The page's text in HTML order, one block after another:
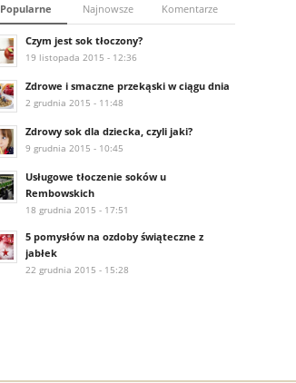
Popularne Najnowsze Komentarze
Czym jest sok tłoczony?
19 listopada 2015 - 12:36
Zdrowe i smaczne przekąski w ciągu dnia
2 grudnia 2015 - 11:48
Zdrowy sok dla dziecka, czyli jaki?
9 grudnia 2015 - 10:45
Usługowe tłoczenie soków u
Rembowskich
18 grudnia 2015 - 17:51
5 pomysłów na ozdoby świąteczne z
jabłek
22 grudnia 2015 - 15:28